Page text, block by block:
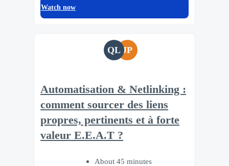
Watch now
QL JP
Automatisation & Netlinking :
comment sourcer des liens
propres, pertinents et à forte
valeur E.E.A.T ?
About 45 minutes